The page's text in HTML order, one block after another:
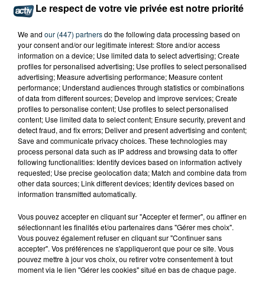
TITRES DIFFUSÉS
12h41
12h41 12h38
12h38
Le respect de votre vie privée est notre priorité
We and our (447) partnersdo the following data processing based on
your consent and/or our legitimate interest: Store and/or access
information on a device; Use limited data to select advertising; Create
profiles for personalised advertising; Use profiles to select personalised
advertising; Measure advertising performance; Measure content
performance; Understand audiences through statistics or combinations
of data from different sources; Develop and improve services; Create
profiles to personalise content; Use profiles to select personalised
content; Use limited data to select content; Ensure security, prevent and
detect fraud, and fix errors; Deliver and present advertising and content;
Save and communicate privacy choices. These technologies may
process personal data such as IP address and browsing data to offer
following functionalities: Identify devices based on information actively
requested; Use precise geolocation data; Match and combine data from
other data sources; Link different devices; Identify devices based on
information transmitted automatically.
Vous pouvez accepter en cliquant sur "Accepter et fermer", ou affiner en
sélectionnant les finalités et/ou partenaires dans "Gérer mes choix".
Vous pouvez également refuser en cliquant sur "Continuer sans
accepter". Vos préférences ne s'appliqueront que pour ce site. Vous
pouvez mettre à jour vos choix, ou retirer votre consentement à tout
moment via le lien "Gérer les cookies" situé en bas de chaque page.